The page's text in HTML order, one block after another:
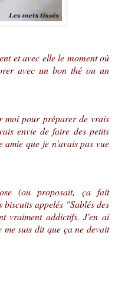
et avec elle le moment où
avec un bon thé ou un
moi pour préparer de vrais
envie de faire des petits
amie que je n'avais pas vue
(ou proposait, ça fait
appelés "Sablés des
vraiment addictifs. J'en ai
me suis dit que ça ne devait